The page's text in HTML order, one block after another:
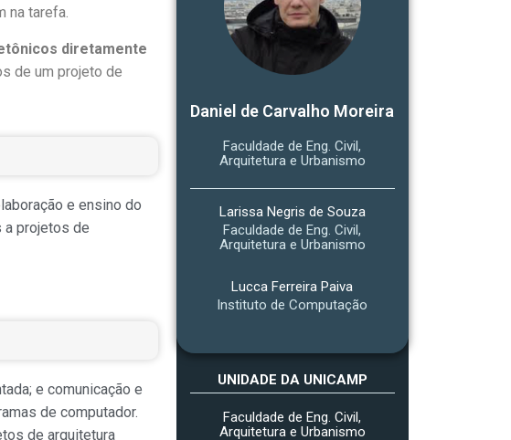
na tarefa.
diretamente
de um projeto de
e ensino do
a projetos de
e comunicação e
de computador.
de arquitetura
Daniel de Carvalho Moreira
Faculdade de Eng. Civil,
Arquitetura e Urbanismo
Larissa Negris de Souza
Faculdade de Eng. Civil,
Arquitetura e Urbanismo
Lucca Ferreira Paiva
Instituto de Computação
UNIDADE DA UNICAMP
Faculdade de Eng. Civil,
Arquitetura e Urbanismo